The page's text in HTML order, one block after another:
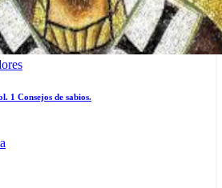
1 Consejos de sabios.